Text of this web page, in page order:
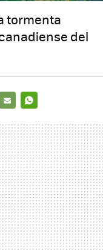
tormenta
del
MAIL